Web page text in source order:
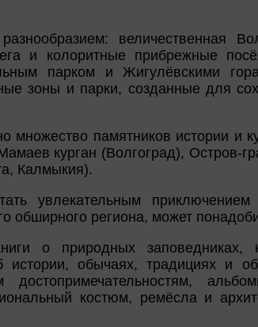
величественная
и колоритные прибрежные
парком и Жигулёвскими
зоны и парки, созданные для
множество памятников истории и
курган (Волгоград), Остров-
Калмыкия).
увлекательным
обширного региона, может
о природных заповедниках,
обычаях, традициях и
костюм, ремёсла и